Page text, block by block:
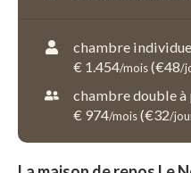
chambre
€ 1.454/mois(€48/
chambre double
€ 974/mois(€32/